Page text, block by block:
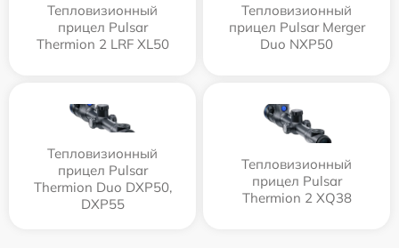
Тепловизионный
прицел Pulsar
Thermion 2 LRF XL50
Тепловизионный
прицел Pulsar Merger
Duo NXP50
Тепловизионный
прицел Pulsar
Thermion Duo DXP50,
DXP55
Тепловизионный
прицел Pulsar
Thermion 2 XQ38